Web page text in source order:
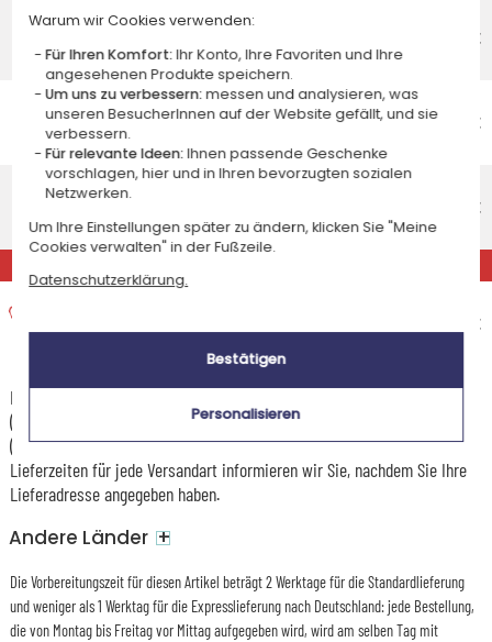
Economy-Versand an einen Paketshop
Freitag 14 August 2026
4,95 €
Economy-Versand nach Hause
Voraussichtliches Lieferdatum
Dienstag 18 August 2026
5,95 €
Standardlieferung nach Hause
Mittwoch 12 August 2026
8,95 €
Dienstag 11 August 2026
15,95 €
Die Versandkosten und Lieferzeiten können je nach Ihrem Wohnort
(abgelegene oder entlegene Gebiete) und dem Gewicht des Pakets
(Anzahl der bestellten Artikel) variieren. Über die genauen Kosten und
Lieferzeiten für jede Versandart informieren wir Sie, nachdem Sie Ihre
Lieferadresse angegeben haben.
Andere Länder +
Die Vorbereitungszeit für diesen Artikel beträgt 2 Werktage für die Standardlieferung
und weniger als 1 Werktag für die Expresslieferung nach Deutschland: jede Bestellung,
die von Montag bis Freitag vor Mittag aufgegeben wird, wird am selben Tag mit
Warum wir Cookies verwenden:
Für Ihren Komfort:Ihr Konto, Ihre Favoriten und Ihre
angesehenen Produkte speichern.
Um uns zu verbessern:messen und analysieren, was
unseren BesucherInnen auf der Website gefällt, und sie
verbessern.
Für relevante Ideen:Ihnen passende Geschenke
vorschlagen, hier und in Ihren bevorzugten sozialen
Netzwerken.
Um Ihre Einstellungen später zu ändern, klicken Sie "Meine
Cookies verwalten" in der Fußzeile.
Datenschutzerklärung.
Bestätigen
Personalisieren